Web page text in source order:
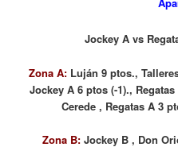
Jockey A vs
Zona A: Luján 9 ptos.,
Jockey A 6 ptos (-1).,
Cerede , Regatas A 3
Zona B: Jockey B , Don